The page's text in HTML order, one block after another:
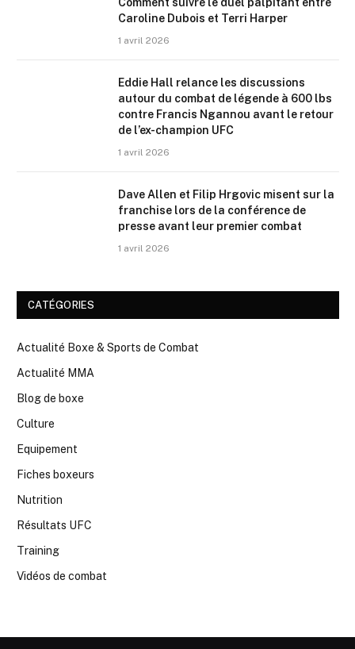
Comment suivre le duel palpitant entre
Caroline Dubois et Terri Harper
1 avril 2026
Eddie Hall relance les discussions
autour du combat de légende à 600 lbs
contre Francis Ngannou avant le retour
de l’ex-champion UFC
1 avril 2026
Dave Allen et Filip Hrgovic misent sur la
franchise lors de la conférence de
presse avant leur premier combat
1 avril 2026
CATÉGORIES
Actualité Boxe & Sports de Combat
Actualité MMA
Blog de boxe
Culture
Equipement
Fiches boxeurs
Nutrition
Résultats UFC
Training
Vidéos de combat